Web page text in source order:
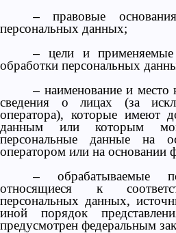
–правовые
персональных данных;
– цели и
обработки персональных
– наименование и
сведения о лицах (за
оператора), которые имеют
данным или которым
персональные данные на
оператором или на основании
– обрабатываемые
относящиеся к
персональных данных,
иной порядок
предусмотрен федеральным